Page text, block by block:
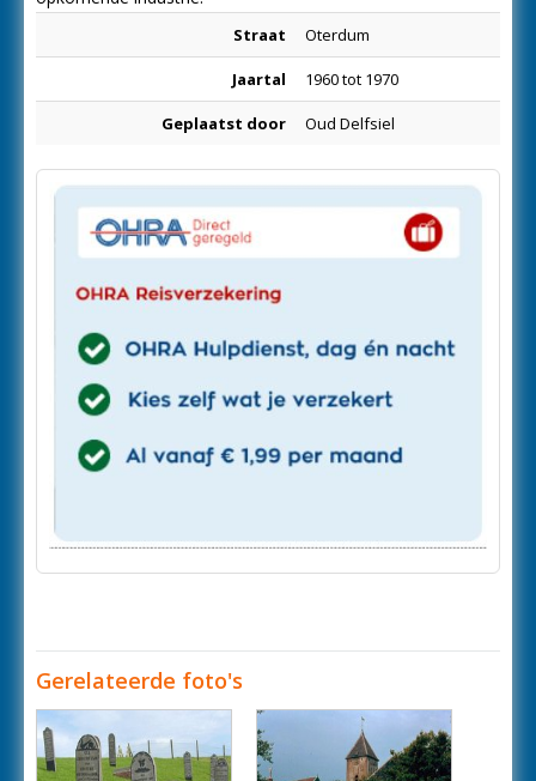
Straat Oterdum
Jaartal 1960 tot 1970
Geplaatst door Oud Delfsiel
Gerelateerde foto's